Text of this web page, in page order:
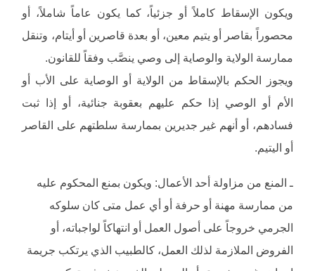
ويكون الإسقاط كاملاً أو جزئياً، كما يكون عاماً شاملاً، أو
محصوراً بقاصر أو يتيم معين، أو بعدة قاصرين أو أيتام، وتنقل
ممارسة الولاية والوصاية إلى وصي ينصَّب وفقاً للقانون.
ويجوز الحكم بالإسقاط من الولاية أو الوصاية على الأب أو
الأم أو الوصي إذا حكم عليهم بعقوبة جنائية، أو إذا ثبت
فسادهم، أو أنهم غير جديرين بممارسة سلطتهم على القاصر
أو اليتيم.
ـ المنع من مزاولة أحد الأعمال: ويكون بمنع المحكوم عليه
من ممارسة مهنة أو حرفة أو أي عمل متى كان سلوكه
الجرمي خروجاً على أصول العمل أو انتهاكاً لواجباته، أو
الفروض الملازمة لذلك العمل، كالطبيب الذي يرتكب جريمة